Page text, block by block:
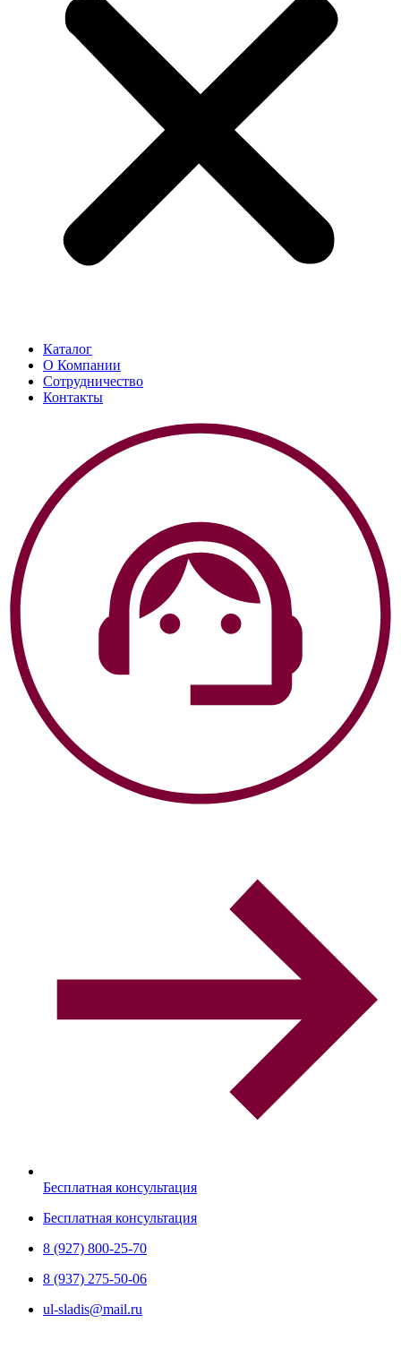
Каталог
О Компании
Сотрудничество
Контакты
Бесплатная консультация
Бесплатная консультация
8 (927) 800-25-70
8 (937) 275-50-06
ul-sladis@mail.ru